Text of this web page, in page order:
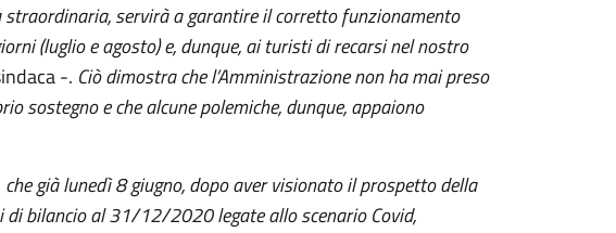
servirà a garantire il corretto funzionamento
(luglio e agosto) e, dunque, ai turisti di recarsi nel nostro
-. Ciò dimostra che l’Amministrazione non ha mai preso
sostegno e che alcune polemiche, dunque, appaiono
che già lunedì 8 giugno, dopo aver visionato il prospetto della
bilancio al 31/12/2020 legate allo scenario Covid,